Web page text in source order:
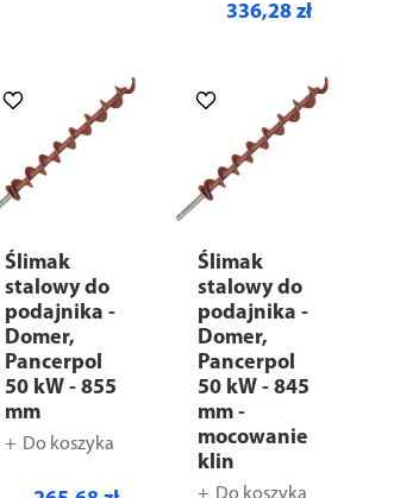
336,28 zł
Ślimak
stalowy do
podajnika -
Domer,
Pancerpol
50 kW - 855
mm
Do koszyka
Ślimak
stalowy do
podajnika -
Domer,
Pancerpol
50 kW - 845
mm -
mocowanie
klin